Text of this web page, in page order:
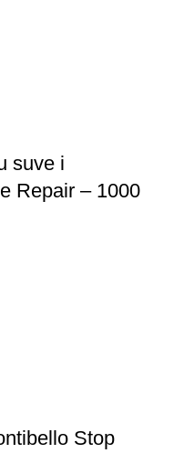
suve i
Repair – 1000
Stop